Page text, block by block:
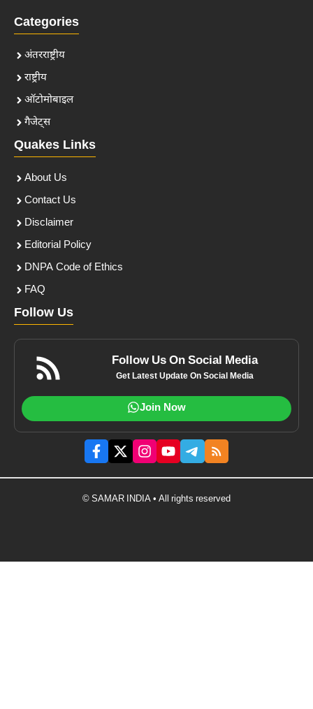
Categories
अंतरराष्ट्रीय
राष्ट्रीय
ऑटोमोबाइल
गैजेट्स
Quakes Links
About Us
Contact Us
Disclaimer
Editorial Policy
DNPA Code of Ethics
FAQ
Follow Us
Follow Us On Social Media
Get Latest Update On Social Media
Join Now
© SAMAR INDIA • All rights reserved